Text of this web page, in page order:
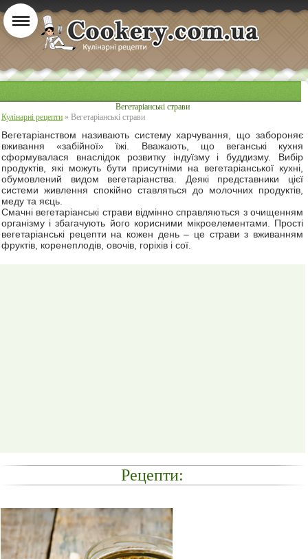
Вегетаріанські страви
Кулінарні рецепти » Вегетаріанські страви
Вегетаріанством називають систему харчування, що забороняє
вживання «забійної» їжі. Вважають, що веганські кухня
сформувалася внаслідок розвитку індуїзму і буддизму. Вибір
продуктів, які можуть бути присутніми на вегетаріанської кухні,
обумовлений видом вегетаріанства. Деякі представники цієї
системи живлення спокійно ставляться до молочних продуктів,
меду та яєць.
Смачні вегетаріанські страви відмінно справляються з очищенням
організму і збагачують його корисними мікроелементами. Прості
вегетаріанські рецепти на кожен день – це страви з вживанням
фруктів, коренеплодів, овочів, горіхів і сої.
Рецепти: